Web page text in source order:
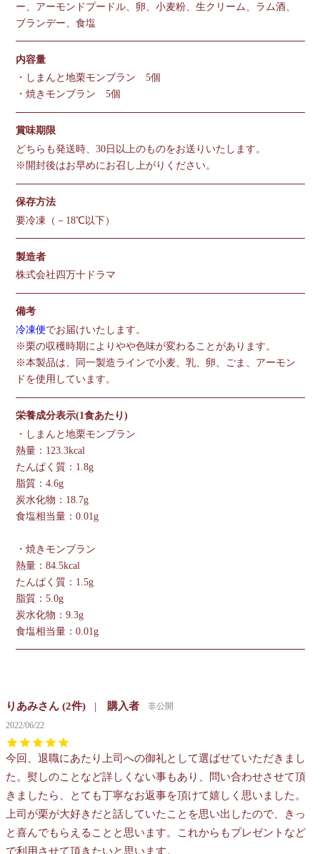
ー、アーモンドプードル、卵、小麦粉、生クリーム、ラム酒、
ブランデー、食塩
内容量
・しまんと地栗モンブラン 5個
・焼きモンブラン 5個
賞味期限
どちらも発送時、30日以上のものをお送りいたします。
※開封後はお早めにお召し上がりください。
保存方法
要冷凍（－18℃以下）
製造者
株式会社四万十ドラマ
備考
冷凍便でお届けいたします。
※栗の収穫時期によりやや色味が変わることがあります。
※本製品は、同一製造ラインで小麦、乳、卵、ごま、アーモン
ドを使用しています。
栄養成分表示(1食あたり)
・しまんと地栗モンブラン
熱量：123.3kcal
たんぱく質：1.8g
脂質：4.6g
炭水化物：18.7g
食塩相当量：0.01g
・焼きモンブラン
熱量：84.5kcal
たんぱく質：1.5g
脂質：5.0g
炭水化物：9.3g
食塩相当量：0.01g
りあみ 2 購入者
非公開
2022/06/22
今回、退職にあたり上司への御礼として選ばせていただきまし
た。熨しのことなど詳しくない事もあり、問い合わせさせて頂
きましたら、とても丁寧なお返事を頂けて嬉しく思いました。
上司が栗が大好きだと話していたことを思い出したので、きっ
と喜んでもらえることと思います。これからもプレゼントなど
で利用させて頂きたいと思います。